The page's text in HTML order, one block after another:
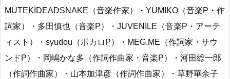
MUTEKIDEADSNAKE（音楽作家）・YUMIKO（音楽P・作
詞家）・多田慎也（音楽P）・JUVENILE（音楽P・アーテ
ィスト）・syudou（ボカロP）・MEG.ME（作詞家・サウ
ンドP）・岡嶋かな多（作詞作曲家・音楽P）・河田総一郎
（作詞作曲家）・山本加津彦（作詞作曲家）・草野華余子